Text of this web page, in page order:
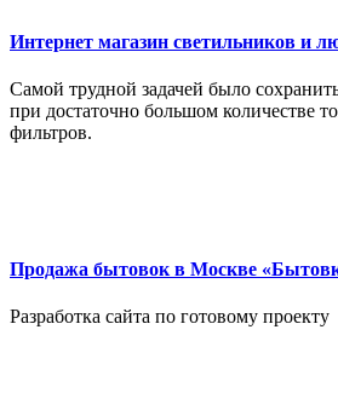
Интернет магазин светильников и
Самой трудной задачей было
при достаточно большом количестве
фильтров.
Продажа бытовок в Москве
Разработка сайта по готовому проекту